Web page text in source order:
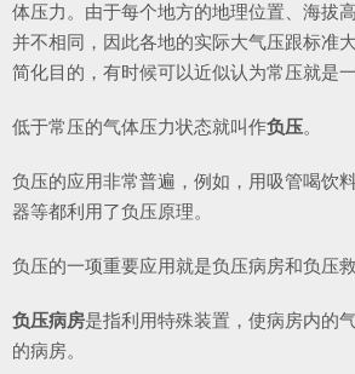
体压力。由于每个地方的地理位置、海拔
并不相同，因此各地的实际大气压跟标准
简化目的，有时候可以近似认为常压就是
低于常压的气体压力状态就叫作负压。
负压的应用非常普遍，例如，用吸管喝饮
器等都利用了负压原理。
负压的一项重要应用就是负压病房和负压救
负压病房是指利用特殊装置，使病房内的
的病房。